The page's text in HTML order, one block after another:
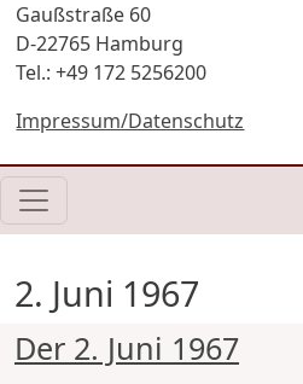
Gaußstraße 60
D-22765 Hamburg
Tel.: +49 172 5256200
Impressum/Datenschutz
2. Juni 1967
Der 2. Juni 1967